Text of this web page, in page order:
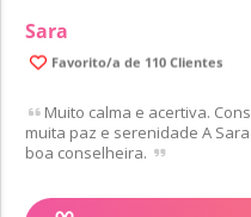
Sara
Favorito/a de 110 Clientes
Muito calma e acertiva.
muita paz e serenidade A
boa conselheira.